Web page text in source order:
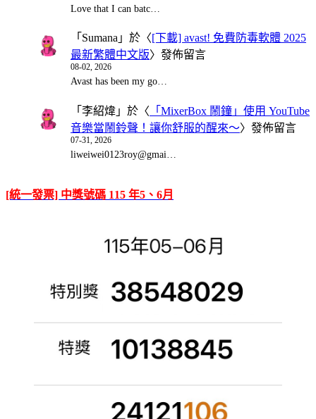
Love that I can batc…
「 Sumana 」於〈[下載] avast! 免費防毒軟體 2025
最新繁體中文版〉發佈留言
08-02, 2026
Avast has been my go…
「 李紹煒 」於〈 「MixerBox 鬧鐘」使用 YouTube
音樂當鬧鈴聲！讓你舒服的醒來～〉發佈留言
07-31, 2026
liweiwei0123roy@gmai…
[統一發票] 中獎號碼 115 年5、6月